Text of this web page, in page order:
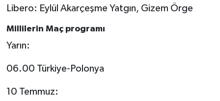
Libero: Eylül Akarçeşme Yatgın, Gizem Örge
Millilerin Maç programı
Yarın:
06.00 Türkiye-Polonya
10 Temmuz: